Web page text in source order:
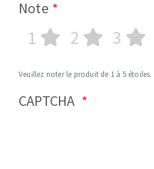
Note
1 2 3
Veuillez noter le produit de 1 à 5 étoiles.
CAPTCHA